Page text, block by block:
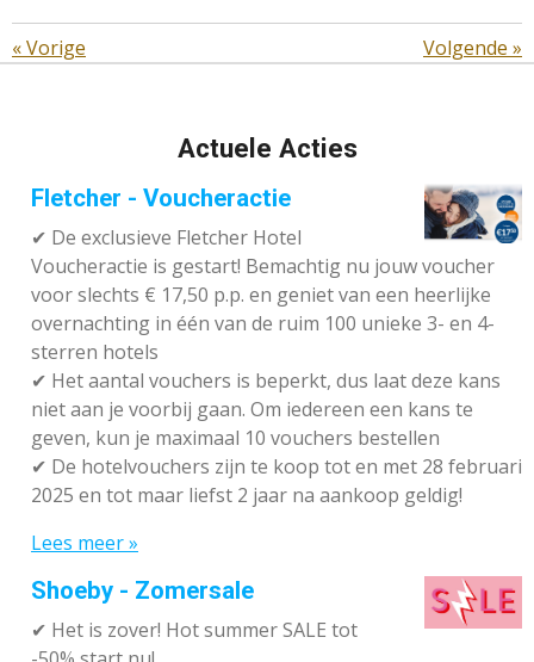
«Vorige Volgende »
Actuele Acties
Fletcher - Voucheractie
✔ De exclusieve Fletcher Hotel
Voucheractie is gestart! Bemachtig nu jouw voucher
voor slechts € 17,50 p.p. en geniet van een heerlijke
overnachting in één van de ruim 100 unieke 3- en 4-
sterren hotels
✔ Het aantal vouchers is beperkt, dus laat deze kans
niet aan je voorbij gaan. Om iedereen een kans te
geven, kun je maximaal 10 vouchers bestellen
✔ De hotelvouchers zijn te koop tot en met 28 februari
2025 en tot maar liefst 2 jaar na aankoop geldig!
Lees meer »
Shoeby - Zomersale
✔ Het is zover! Hot summer SALE tot